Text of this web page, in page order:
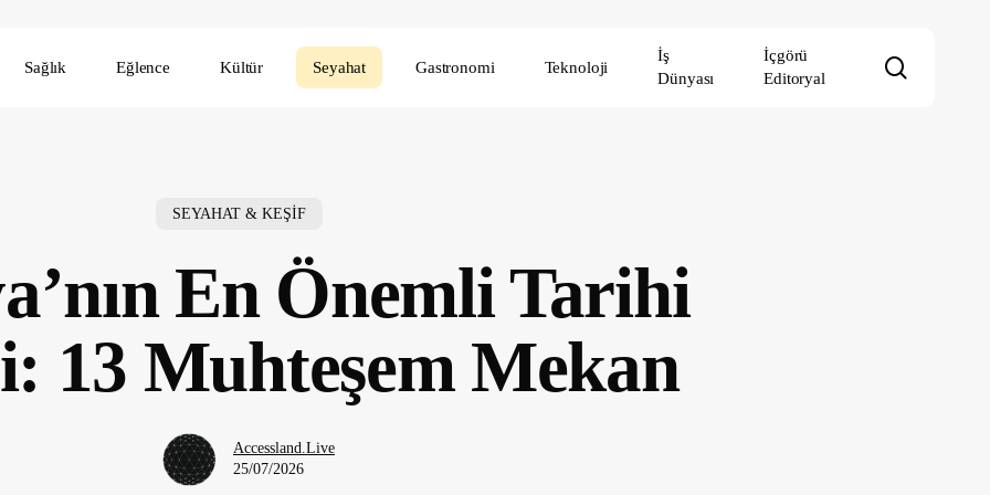
Sağlık Eğlence Kültür Seyahat Gastronomi Teknoloji
İş
Dünyası
İçgörü
Editoryal
SEYAHAT & KEŞİF
En Önemli Tarihi
13 Muhteşem Mekan
Accessland.Live
25/07/2026